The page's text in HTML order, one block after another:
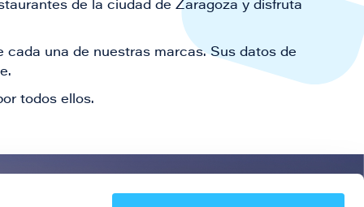
de la ciudad de Zaragoza y disfruta
una de nuestras marcas. Sus datos de
todos ellos.